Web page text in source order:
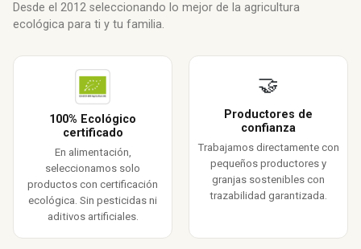
Desde el 2012 seleccionando lo mejor de la agricultura
ecológica para ti y tu familia.
100% Ecológico
certificado
En alimentación,
seleccionamos solo
productos con certificación
ecológica. Sin pesticidas ni
aditivos artificiales.
🤝
Productores de
confianza
Trabajamos directamente con
pequeños productores y
granjas sostenibles con
trazabilidad garantizada.